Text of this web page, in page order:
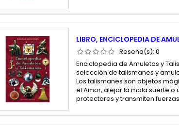
LIBRO, ENCICLOPEDIA DE
Reseña(s):0
Enciclopedia de Amuletos y
selección de talismanes y
Los talismanes son objetos
el Amor, alejar la mala suerte o
protectores y transmiten